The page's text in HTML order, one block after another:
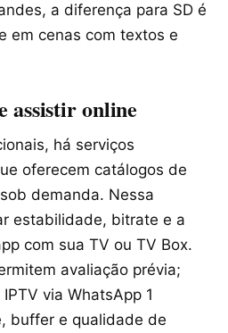
a diferença para SD é
em cenas com textos e
assistir online
há serviços
oferecem catálogos de
demanda. Nessa
estabilidade, bitrate e a
com sua TV ou TV Box.
avaliação prévia;
via WhatsApp 1
buffer e qualidade de